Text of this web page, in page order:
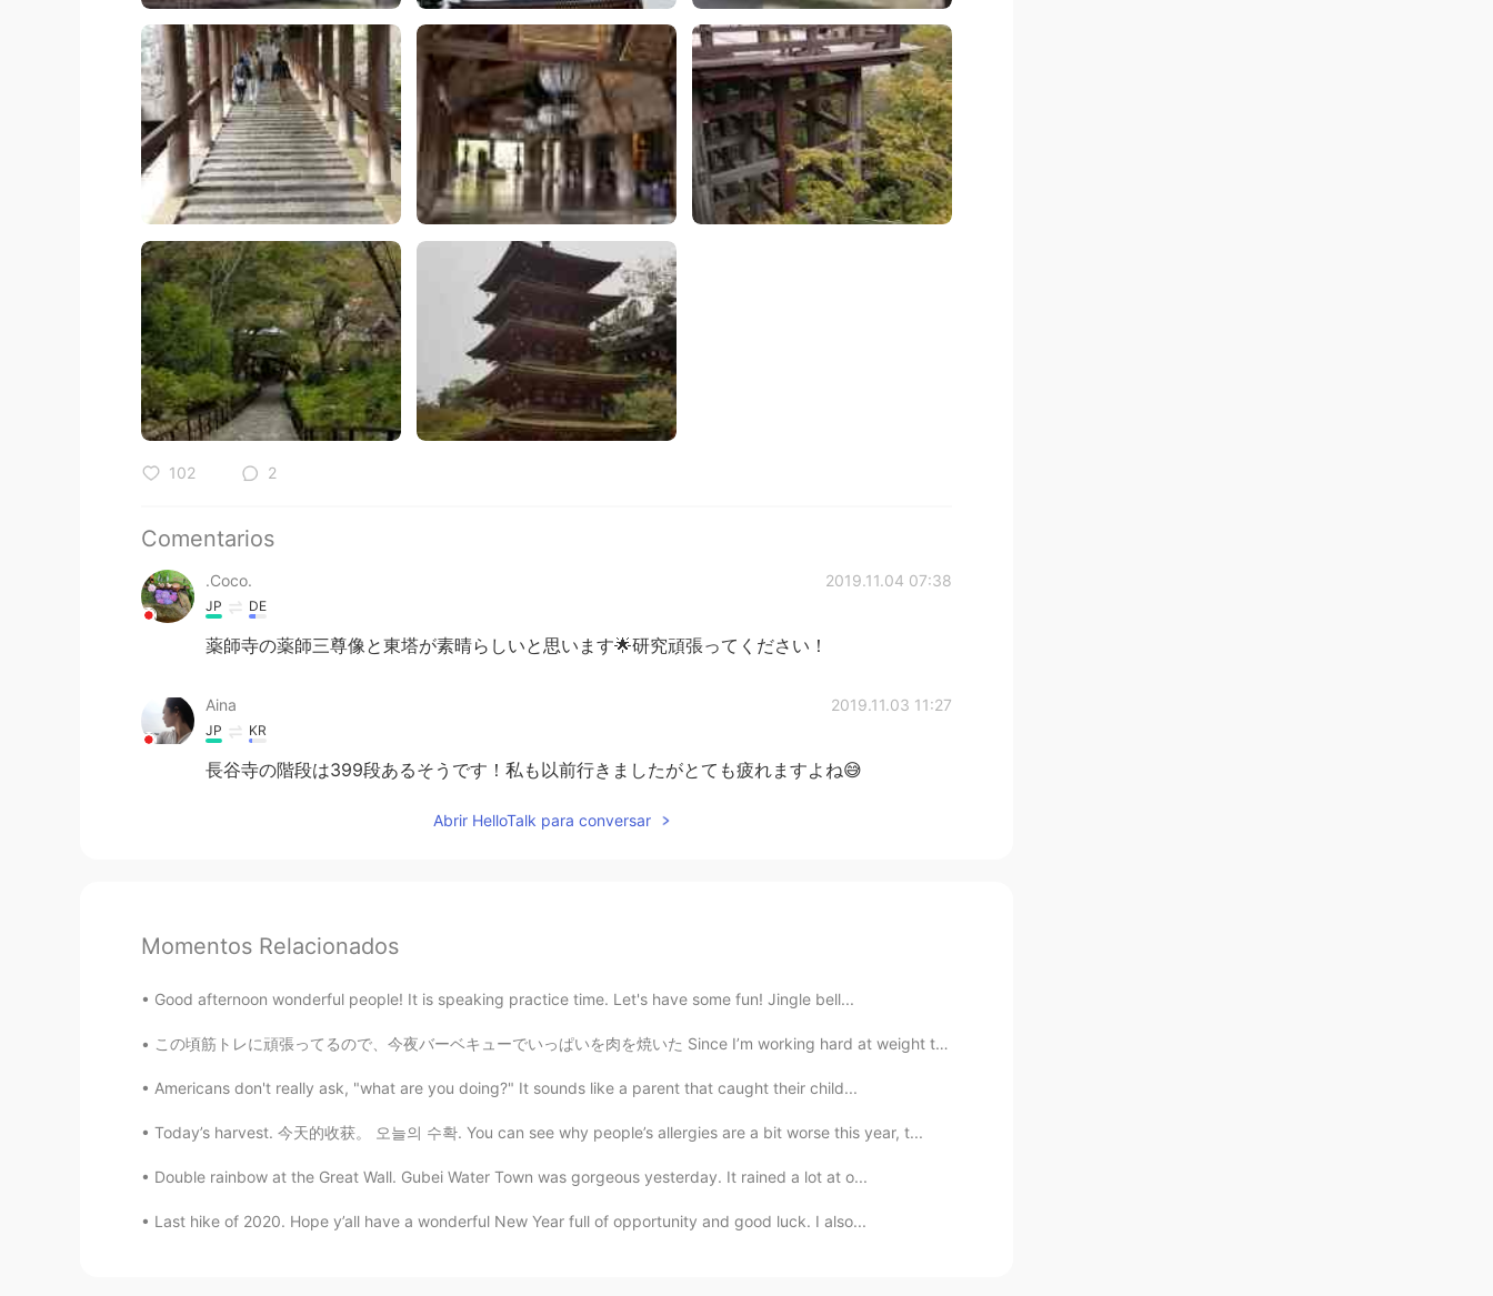
102 2
Comentarios
.Coco. 2019.11.04 07:38
JP DE
薬師寺の薬師三尊像と東塔が素晴らしいと思います🌟研究頑張ってください！
Aina 2019.11.03 11:27
JP KR
長谷寺の階段は399段あるそうです！私も以前行きましたがとても疲れますよね😅
Abrir HelloTalk para conversar
Momentos Relacionados
Good afternoon wonderful people! It is speaking practice time. Let's have some fun! Jingle bell...
この頃筋トレに頑張ってるので、今夜バーベキューでいっぱいを肉を焼いた Since I’m working hard at weight training these days, tonight ...
Americans don't really ask, "what are you doing?" It sounds like a parent that caught their child...
Today’s harvest. 今天的收获。 오늘의 수확. You can see why people’s allergies are a bit worse this year, t...
Double rainbow at the Great Wall. Gubei Water Town was gorgeous yesterday. It rained a lot at o...
Last hike of 2020. Hope y’all have a wonderful New Year full of opportunity and good luck. I also...